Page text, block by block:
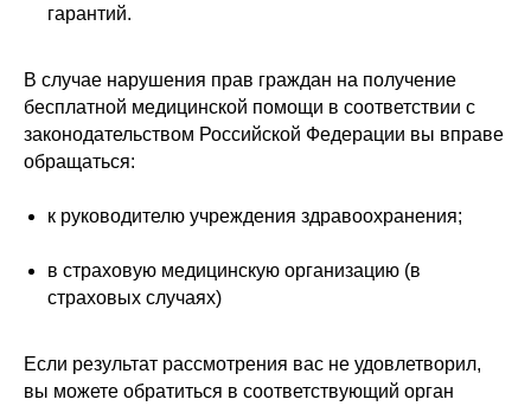
гарантий.
В случае нарушения прав граждан на получение
бесплатной медицинской помощи в соответствии с
законодательством Российской Федерации вы вправе
обращаться:
к руководителю учреждения здравоохранения;
в страховую медицинскую организацию (в
страховых случаях)
Если результат рассмотрения вас не удовлетворил,
вы можете обратиться в соответствующий орган